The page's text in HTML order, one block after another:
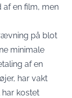
af en film, men
på blot
minimale
af en
har vakt
kostet